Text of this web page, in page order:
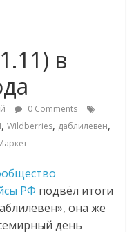
в
0 Comments
,Wildberries, даблилевен,
РФ подвёл итоги
она же
день